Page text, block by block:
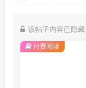
该帖子内容已隐藏
付费阅读